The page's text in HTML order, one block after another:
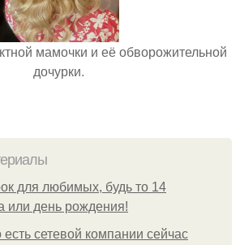
мамочки и её обворожительной
дочурки.
для любимых, будь то 14
или день рождения!
есть сетевой компании сейчас